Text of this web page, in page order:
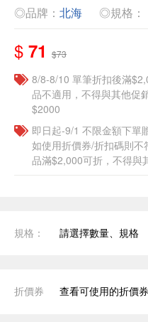
◎品牌： 北海 ◎規格：
$ 71 $73
8/8-8/10 單筆折扣後滿
品不適用，不得與其他促
$2000
即日起-9/1 不限金額下單
如使用折價券/折扣碼則
品滿$2,000可折，不得與
規格： 請選擇數量、規格
折價券 查看可使用的折價券